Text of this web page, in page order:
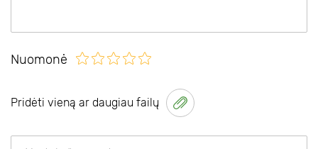
Nuomonė
Pridėti vieną ar daugiau failų